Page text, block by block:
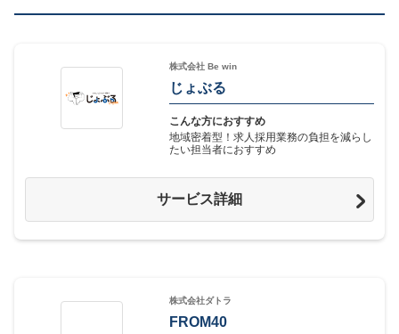
株式会社 Be win
じょぶる
こんな方におすすめ
地域密着型！求人採用業務の負担を減らし
たい担当者におすすめ
サービス詳細
株式会社ダトラ
FROM40